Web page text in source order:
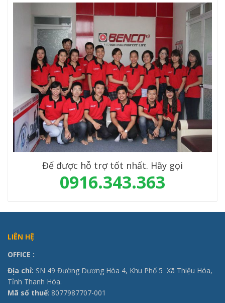
Để được hỗ trợ tốt nhất. Hãy gọi
0916.343.363
LIÊN HỆ
OFFICE :
Địa chỉ: SN 49 Đường Dương Hòa 4, Khu Phố 5 Xã Thiệu Hóa,
Tỉnh Thanh Hóa.
Mã số thuế: 8077987707-001